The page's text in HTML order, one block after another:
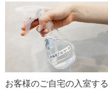
お客様のご自宅の入室する